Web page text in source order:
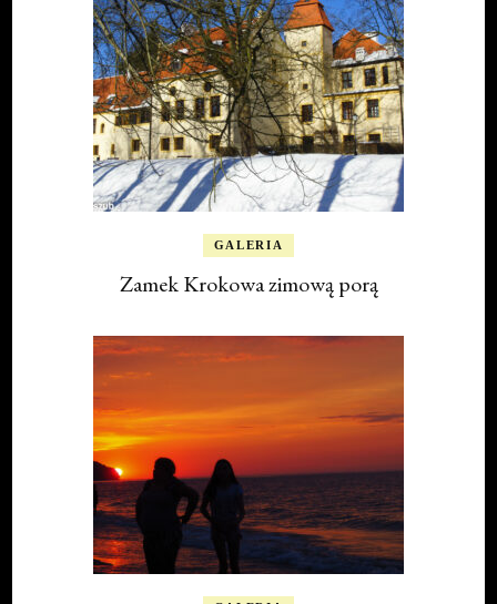
GALERIA
Zamek Krokowa zimową porą
GALERIA
Zachód słońca w Chłapowie